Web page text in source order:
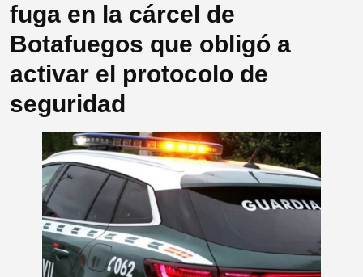
fuga en la cárcel de
Botafuegos que obligó a
activar el protocolo de
seguridad